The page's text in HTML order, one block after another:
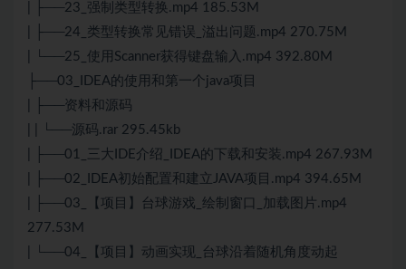
| ├──23_强制类型转换.mp4 185.53M
| ├──24_类型转换常见错误_溢出问题.mp4 270.75M
| └──25_使用Scanner获得键盘输入.mp4 392.80M
├──03_IDEA的使用和第一个java项目
| ├──资料和源码
| | └──源码.rar 295.45kb
| ├──01_三大IDE介绍_IDEA的下载和安装.mp4 267.93M
| ├──02_IDEA初始配置和建立JAVA项目.mp4 394.65M
| ├──03_【项目】台球游戏_绘制窗口_加载图片.mp4
277.53M
| └──04_【项目】动画实现_台球沿着随机角度动起